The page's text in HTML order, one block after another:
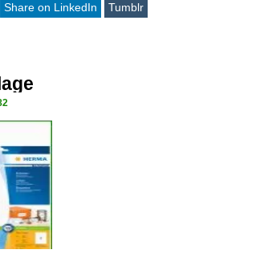
Share on LinkedIn Tumblr